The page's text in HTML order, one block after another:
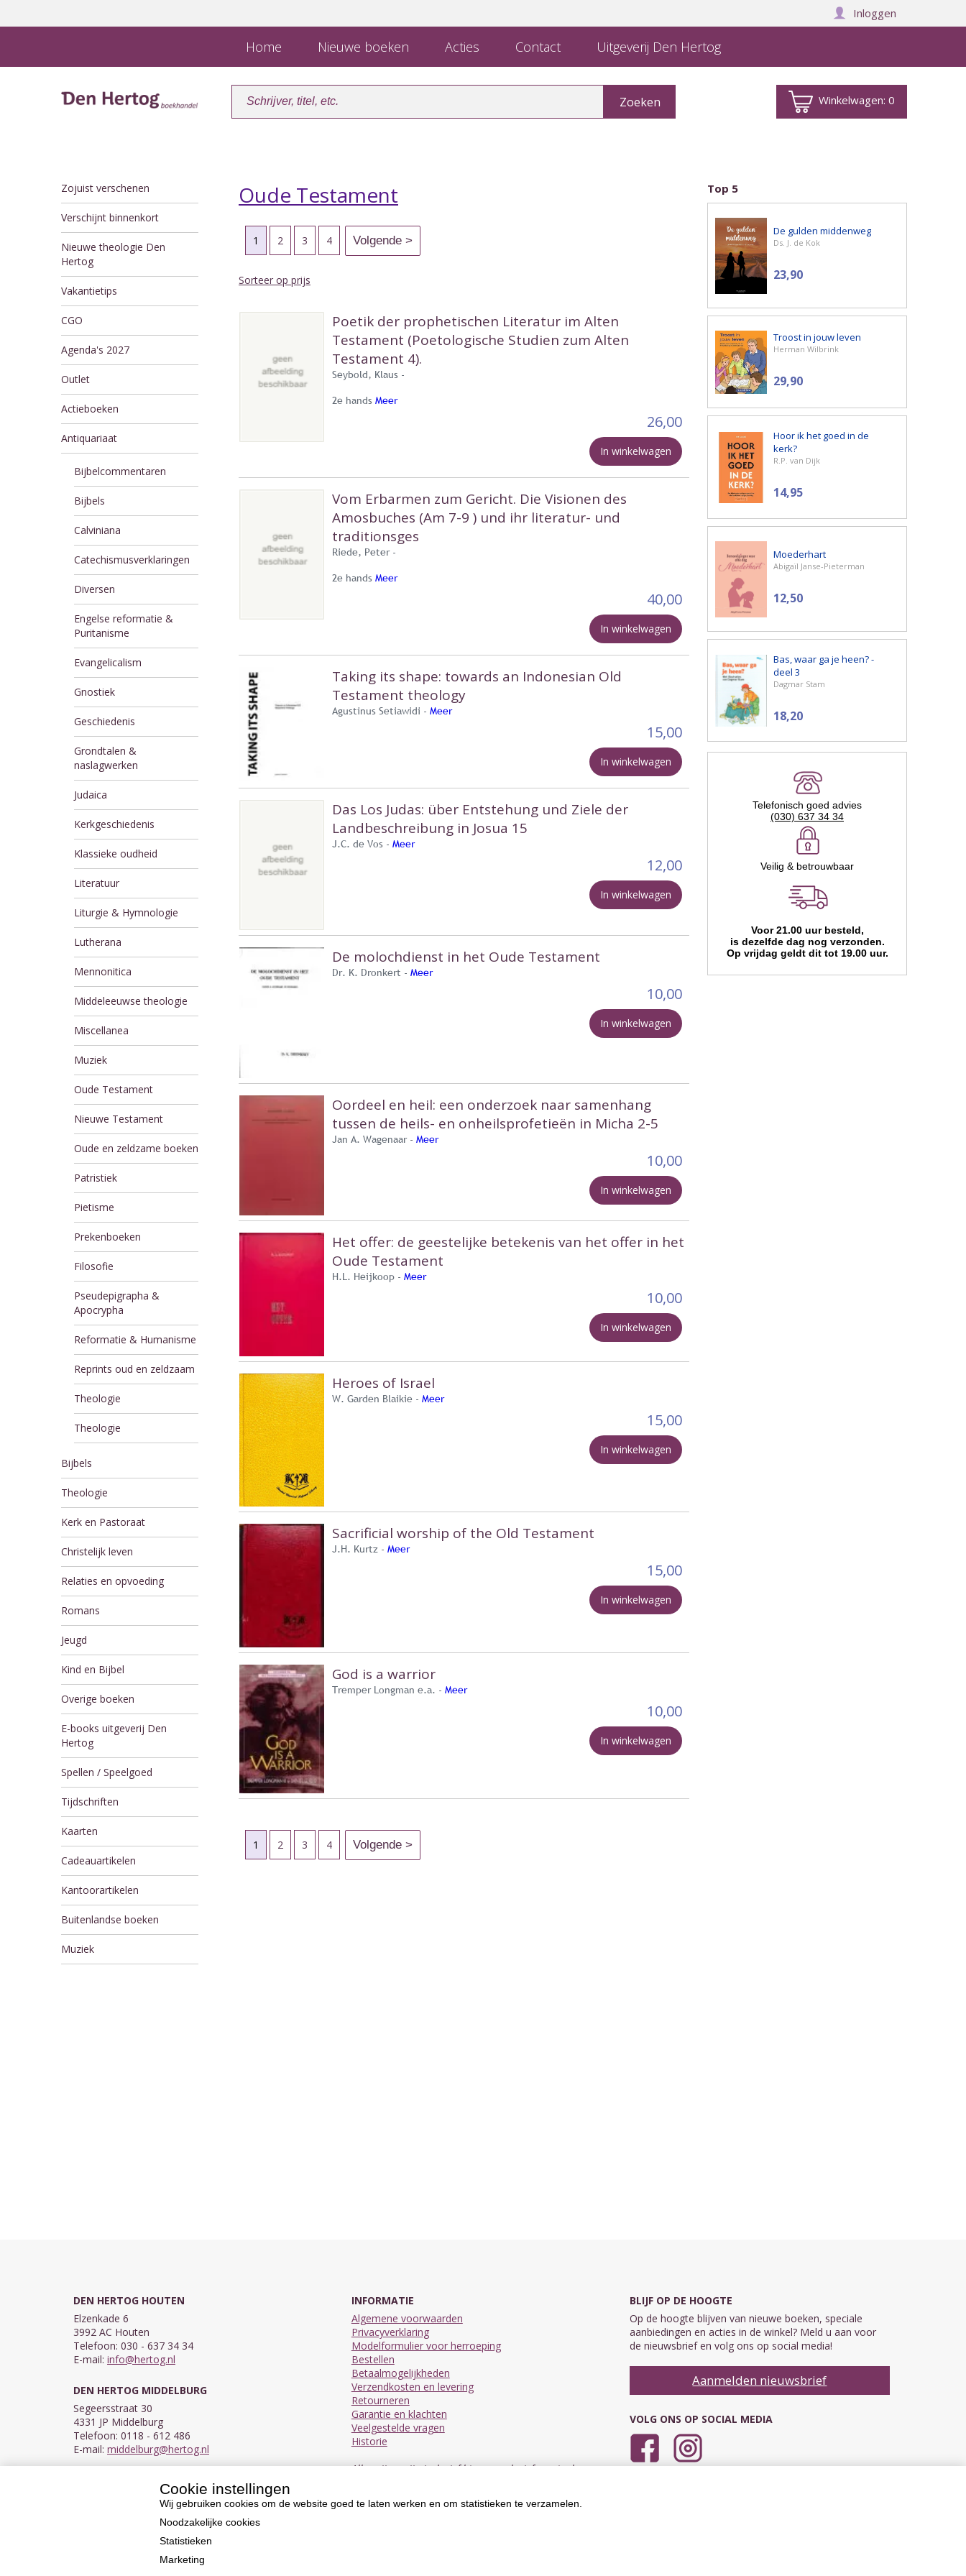
Inloggen
Home Nieuwe boeken Acties Contact Uitgeverij Den Hertog
Winkelwagen:0
Zojuist verschenen
Verschijnt binnenkort
Nieuwe theologie Den
Hertog
Vakantietips
CGO
Agenda's 2027
Outlet
Actieboeken
Antiquariaat
Bijbelcommentaren
Bijbels
Calviniana
Catechismusverklaringen
Diversen
Engelse reformatie &
Puritanisme
Evangelicalism
Gnostiek
Geschiedenis
Grondtalen &
naslagwerken
Judaica
Kerkgeschiedenis
Klassieke oudheid
Literatuur
Liturgie & Hymnologie
Lutherana
Mennonitica
Middeleeuwse theologie
Miscellanea
Muziek
Oude Testament
Nieuwe Testament
Oude en zeldzame boeken
Patristiek
Pietisme
Prekenboeken
Filosofie
Pseudepigrapha &
Apocrypha
Reformatie & Humanisme
Reprints oud en zeldzaam
Theologie
Theologie
Bijbels
Theologie
Kerk en Pastoraat
Christelijk leven
Relaties en opvoeding
Romans
Jeugd
Kind en Bijbel
Overige boeken
E-books uitgeverij Den
Hertog
Spellen / Speelgoed
Tijdschriften
Kaarten
Cadeauartikelen
Kantoorartikelen
Buitenlandse boeken
Muziek
Oude Testament
1 2 3 4
Sorteer op prijs
Poetik der prophetischen Literatur im Alten
Testament (Poetologische Studien zum Alten
Testament 4).
Seybold, Klaus -
2e hands Meer
26,00
In winkelwagen
Vom Erbarmen zum Gericht. Die Visionen des
Amosbuches (Am 7-9 ) und ihr literatur- und
traditionsges
Riede, Peter -
2e hands Meer
40,00
In winkelwagen
Taking its shape: towards an Indonesian Old
Testament theology
Agustinus Setiawidi - Meer
15,00
In winkelwagen
Das Los Judas: über Entstehung und Ziele der
Landbeschreibung in Josua 15
J.C. de Vos - Meer
12,00
In winkelwagen
De molochdienst in het Oude Testament
Dr. K. Dronkert - Meer
10,00
In winkelwagen
Oordeel en heil: een onderzoek naar samenhang
tussen de heils- en onheilsprofetieën in Micha 2-5
Jan A. Wagenaar - Meer
10,00
In winkelwagen
Het offer: de geestelijke betekenis van het offer in het
Oude Testament
H.L. Heijkoop - Meer
10,00
In winkelwagen
Heroes of Israel
W. Garden Blaikie - Meer
15,00
In winkelwagen
Sacrificial worship of the Old Testament
J.H. Kurtz - Meer
15,00
In winkelwagen
God is a warrior
Tremper Longman e.a. - Meer
10,00
In winkelwagen
1 2 3 4
Top 5
De gulden middenweg
Ds. J. de Kok
23,90
Troost in jouw leven
Herman Wilbrink
29,90
Hoor ik het goed in de
kerk?
R.P. van Dijk
14,95
Moederhart
Abigaïl Janse-Pieterman
12,50
Bas, waar ga je heen? -
deel 3
Dagmar Stam
18,20
Telefonisch goed advies
(030) 637 34 34
Veilig & betrouwbaar
Voor 21.00 uur besteld,
is dezelfde dag nog verzonden.
Op vrijdag geldt dit tot 19.00 uur.
DEN HERTOG HOUTEN
Elzenkade 6
3992 AC Houten
Telefoon: 030 - 637 34 34
E-mail: info@hertog.nl
DEN HERTOG MIDDELBURG
Segeersstraat 30
4331 JP Middelburg
Telefoon: 0118 - 612 486
E-mail: middelburg@hertog.nl
BTW NL007450242B03
INFORMATIE
Algemene voorwaarden
Privacyverklaring
Modelformulier voor herroeping
Bestellen
Betaalmogelijkheden
Verzendkosten en levering
Retourneren
Garantie en klachten
Veelgestelde vragen
Historie
Alle prijzen zijn inclusief btw en exclusief eventuele
BLIJF OP DE HOOGTE
Op de hoogte blijven van nieuwe boeken, speciale
aanbiedingen en acties in de winkel? Meld u aan voor
de nieuwsbrief en volg ons op social media!
Aanmelden nieuwsbrief
VOLG ONS OP SOCIAL MEDIA
Cookie instellingen
Wij gebruiken cookies om de website goed te laten werken en om statistieken te verzamelen.
Noodzakelijke cookies
Statistieken
Marketing